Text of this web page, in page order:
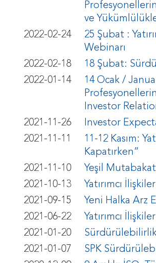
ve
2022-02-24
25 Şubat :
Webinarı
2022-02-18
18 Şubat:
2022-01-14
14 Ocak /
Investor
2021-11-26
Investor
2021-11-11
11-12 Kasım:
Kapatırken”
2021-11-10
Yeşil
2021-10-13
Yatırımcı
2021-09-15
Yeni Halka Arz
2021-06-22
Yatırımcı
2021-01-20
2021-01-07
SPK